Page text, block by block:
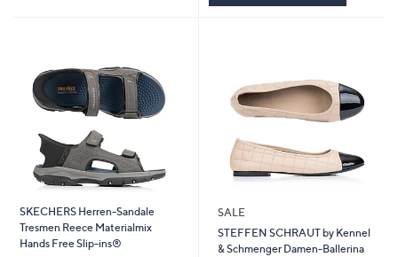
SKECHERS Herren-Sandale
Tresmen Reece Materialmix
Hands Free Slip-ins®
SALE
STEFFEN SCHRAUT by Kennel
& Schmenger Damen-Ballerina